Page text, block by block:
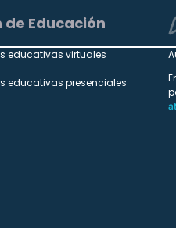
Educación
educativas virtuales
educativas presenciales